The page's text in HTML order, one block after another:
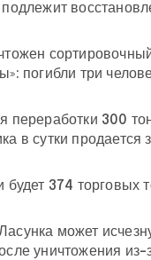
подлежит
погибли три
переработки 300
в сутки продается
будет 374 торговых
может
уничтожения из-